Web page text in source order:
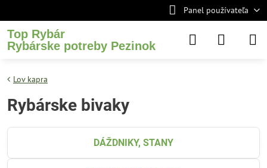
Panel používateľa
Top Rybár
Rybárske potreby Pezinok
Lov kapra
Rybárske bivaky
DÁŽDNIKY, STANY